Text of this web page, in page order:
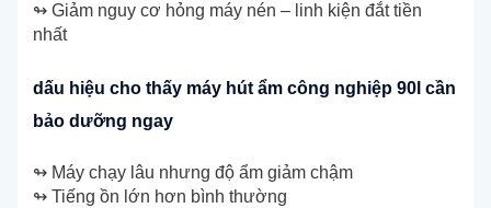
↬ Giảm nguy cơ hỏng máy nén – linh kiện đắt tiền
nhất
dấu hiệu cho thấy máy hút ẩm công nghiệp 90l cần
bảo dưỡng ngay
↬ Máy chạy lâu nhưng độ ẩm giảm chậm
↬ Tiếng ồn lớn hơn bình thường